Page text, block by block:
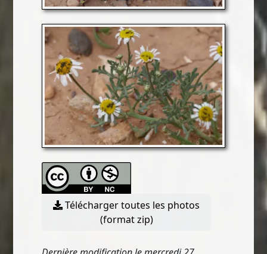
Télécharger toutes les photos
(format zip)